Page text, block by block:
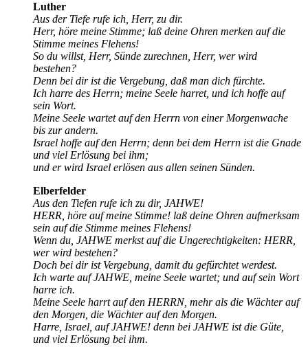
Luther
Aus der Tiefe rufe ich, Herr, zu dir.
Herr, höre meine Stimme; laß deine Ohren merken auf die
Stimme meines Flehens!
So du willst, Herr, Sünde zurechnen, Herr, wer wird
bestehen?
Denn bei dir ist die Vergebung, daß man dich fürchte.
Ich harre des Herrn; meine Seele harret, und ich hoffe auf
sein Wort.
Meine Seele wartet auf den Herrn von einer Morgenwache
bis zur andern.
Israel hoffe auf den Herrn; denn bei dem Herrn ist die Gnade
und viel Erlösung bei ihm;
und er wird Israel erlösen aus allen seinen Sünden.
Elberfelder
Aus den Tiefen rufe ich zu dir, JAHWE!
HERR, höre auf meine Stimme! laß deine Ohren aufmerksam
sein auf die Stimme meines Flehens!
Wenn du, JAHWE merkst auf die Ungerechtigkeiten: HERR,
wer wird bestehen?
Doch bei dir ist Vergebung, damit du gefürchtet werdest.
Ich warte auf JAHWE, meine Seele wartet; und auf sein Wort
harre ich.
Meine Seele harrt auf den HERRN, mehr als die Wächter auf
den Morgen, die Wächter auf den Morgen.
Harre, Israel, auf JAHWE! denn bei JAHWE ist die Güte,
und viel Erlösung bei ihm.